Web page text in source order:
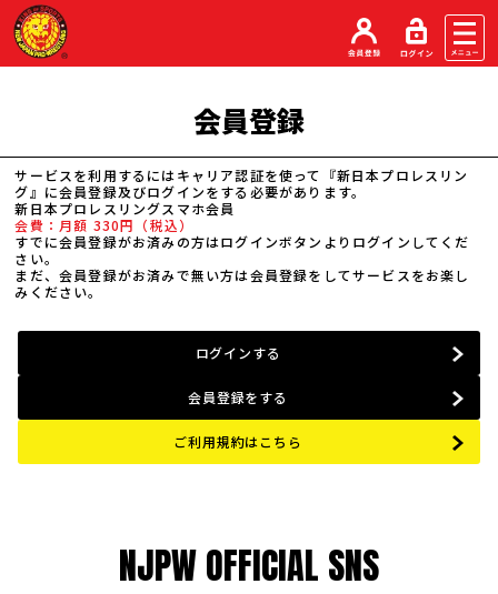
会員登録
サービスを利用するにはキャリア認証を使って『新日本プロレスリン
グ』に会員登録及びログインをする必要があります。
新日本プロレスリングスマホ会員
会費：月額 330円（税込）
すでに会員登録がお済みの方はログインボタンよりログインしてくだ
さい。
まだ、会員登録がお済みで無い方は会員登録をしてサービスをお楽し
みください。
ログインする
会員登録をする
ご利用規約はこちら
NJPW OFFICIAL SNS